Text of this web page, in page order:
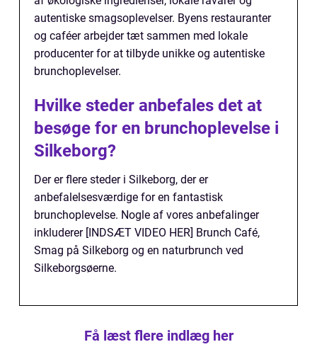
autentiske smagsoplevelser. Byens restauranter
og caféer arbejder tæt sammen med lokale
producenter for at tilbyde unikke og autentiske
brunchoplevelser.
Hvilke steder anbefales det at
besøge for en brunchoplevelse i
Silkeborg?
Der er flere steder i Silkeborg, der er
anbefalelsesværdige for en fantastisk
brunchoplevelse. Nogle af vores anbefalinger
inkluderer [INDSÆT VIDEO HER] Brunch Café,
Smag på Silkeborg og en naturbrunch ved
Silkeborgsøerne.
Få læst flere indlæg her